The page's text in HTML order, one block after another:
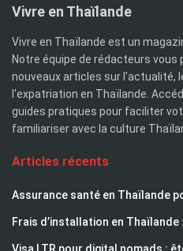
Vivre en Thaïlande
Vivre en Thaïlande est un
Notre équipe de rédacteurs vous
nouveaux articles sur l'actualité,
l'expatriation en Thaïlande.
guides pratiques pour faciliter
familiariser avec la culture
Articles récents
Assurance santé en Thaïlande
Frais d’installation en
Visa LTR pour digital nomads :